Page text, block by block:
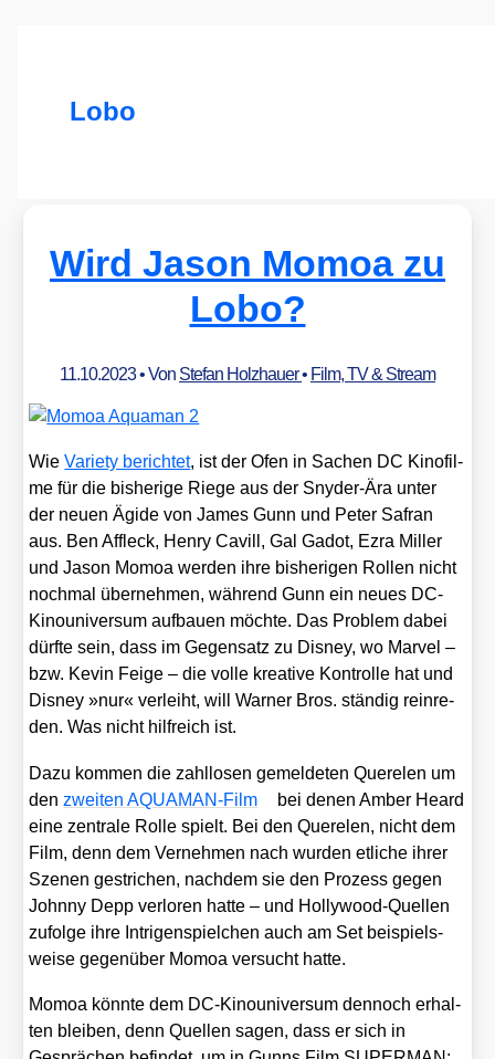
Lobo
Wird Jason Momoa zu
Lobo?
11.10.2023• Von Stefan Holzhauer• Film, TV & Stream
WieVarie­ty berich­tet, ist der Ofen in Sachen DC Kino­fil­
me für die bis­he­ri­ge Rie­ge aus der Sny­der-Ära unter
der neu­en Ägi­de von James Gunn und Peter Safran
aus. Ben Affleck, Hen­ry Cavill, Gal Gadot, Ezra Mil­ler
und Jason Mom­oa wer­den ihre bis­he­ri­gen Rol­len nicht
noch­mal über­neh­men, wäh­rend Gunn ein neu­es DC-
Kino­uni­ver­sum auf­bau­en möch­te. Das Pro­blem dabei
dürf­te sein, dass im Gegen­satz zu Dis­ney, wo Mar­vel –
bzw. Kevin Fei­ge – die vol­le krea­ti­ve Kon­trol­le hat und
Dis­ney »nur« ver­leiht, will War­ner Bros. stän­dig rein­re­
den. Was nicht hilf­reich ist.
Dazu kom­men die zahl­lo­sen gemel­de­ten Que­re­len um
denzwei­ten AQUA­MAN-Film
bei denen Amber Heard
eine zen­tra­le Rol­le spielt. Bei den Que­re­len, nicht dem
Film, denn dem Ver­neh­men nach wur­den etli­che ihrer
Sze­nen gestri­chen, nach­dem sie den Pro­zess gegen
John­ny Depp ver­lo­ren hat­te – und Hol­ly­wood-Quel­len
zufol­ge ihre Intri­gen­spiel­chen auch am Set bei­spiels­
wei­se gegen­über Mom­oa ver­sucht hat­te.
Mom­oa könn­te dem DC-Kino­uni­ver­sum den­noch erhal­
ten blei­ben, denn Quel­len sagen, dass er sich in